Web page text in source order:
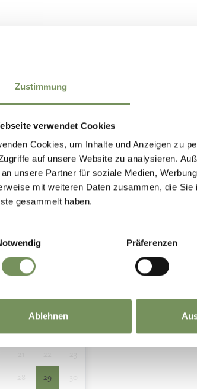
Zustimmung
verwendet Cookies
Cookies, um Inhalte und Anzeigen zu
auf unsere Website zu analysieren.
unsere Partner für soziale Medien,
mit weiteren Daten zusammen, die
gesammelt haben.
Präferenzen
Ablehnen
bis zum Jenesiener Jöchl, die
04:00 - 12:00
Fr
14 15 16
29